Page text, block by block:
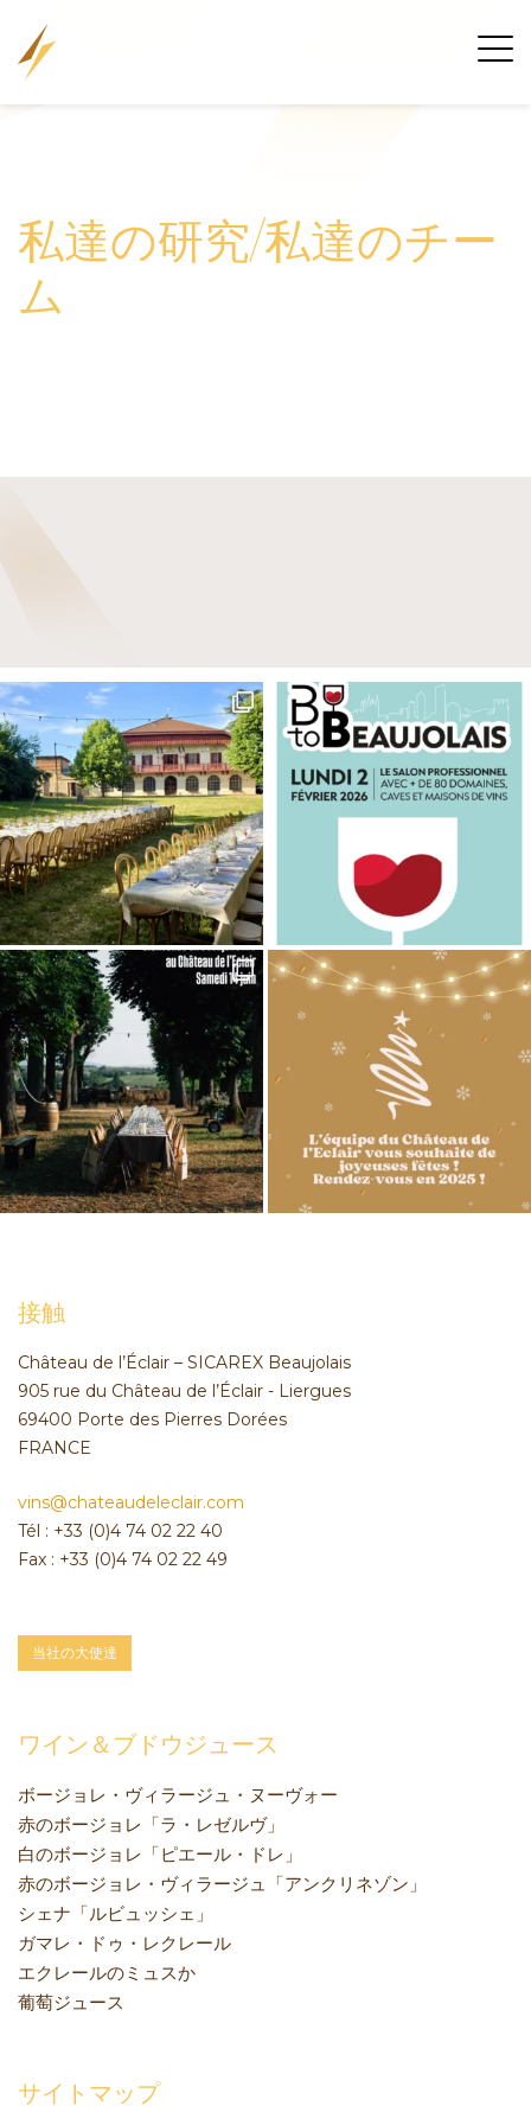
私達の研究/私達のチー
ム
接触
Château de l’Éclair – SICAREX Beaujolais
905 rue du Château de l’Éclair - Liergues
69400 Porte des Pierres Dorées
FRANCE
vins@chateaudeleclair.com
Tél : +33 (0)4 74 02 22 40
Fax : +33 (0)4 74 02 22 49
当社の大使達
ワイン＆ブドウジュース
ボージョレ・ヴィラージュ・ヌーヴォー
赤のボージョレ「ラ・レゼルヴ」
白のボージョレ「ピエール・ドレ」
赤のボージョレ・ヴィラージュ「アンクリネゾン」
シェナ「ルビュッシェ」
ガマレ・ドゥ・レクレール
エクレールのミュスか
葡萄ジュース
サイトマップ